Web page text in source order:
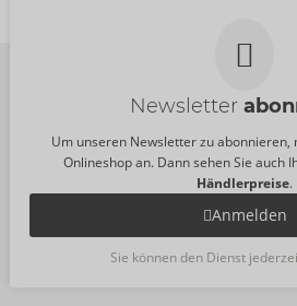
Newsletter
Um unseren Newsletter zu abonnieren,
Onlineshop an. Dann sehen Sie auch
Händlerpreise.
Anmelden
Sie können den Dienst